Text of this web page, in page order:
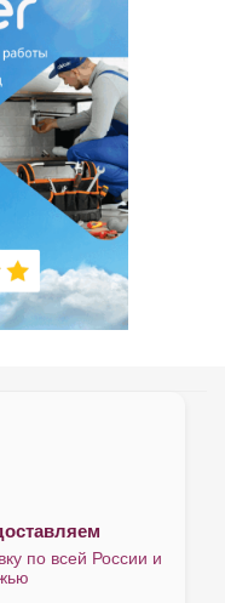
по всей России и